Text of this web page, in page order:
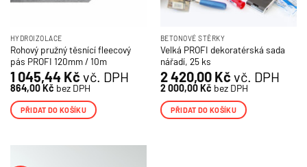
HYDROIZOLACE
Rohový pružný těsnící fleecový
pás PROFI 120mm / 10m
1 045,44 Kč vč. DPH
864,00Kč bez DPH
PŘIDAT DO KOŠÍKU
BETONOVÉ STĚRKY
Velká PROFI dekoratérská sada
nářadí, 25 ks
2 420,00 Kč vč. DPH
2 000,00Kč bez DPH
PŘIDAT DO KOŠÍKU